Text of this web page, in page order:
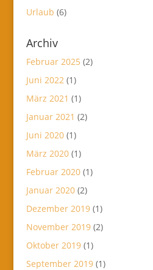
Urlaub (6)
Archiv
Februar 2025 (2)
Juni 2022(1)
März 2021 (1)
Januar 2021 (2)
Juni 2020(1)
März 2020(1)
Februar 2020(1)
Januar 2020(2)
Dezember 2019(1)
November 2019(2)
Oktober 2019(1)
September 2019(1)